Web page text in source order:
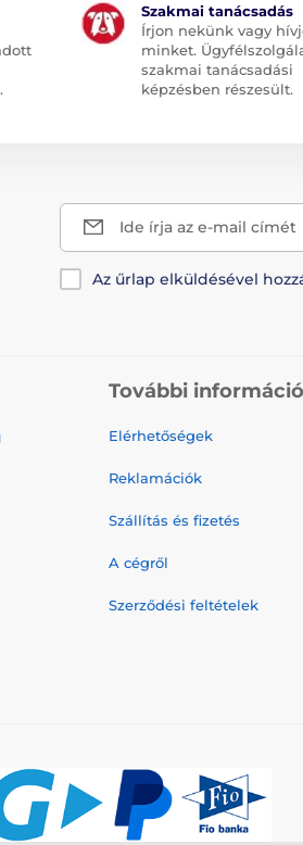
Szakmai tanácsadás
Írjon nekünk vagy
minket.
szakmai tanácsadási
képzésben részesült.
Ide írja az e-mail címét
Az űrlap elküldésével
További
Elérhetőségek
Reklamációk
Szállítás és fizetés
A cégről
Szerződési feltételek